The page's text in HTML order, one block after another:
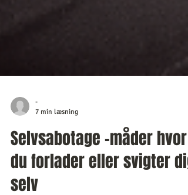
-
7 min læsning
Selvsabotage -måder hvor